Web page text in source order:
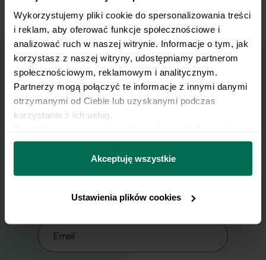
Wykorzystujemy pliki cookie do spersonalizowania treści
i reklam, aby oferować funkcje społecznościowe i
analizować ruch w naszej witrynie. Informacje o tym, jak
korzystasz z naszej witryny, udostępniamy partnerom
społecznościowym, reklamowym i analitycznym.
Partnerzy mogą połączyć te informacje z innymi danymi
otrzymanymi od Ciebie lub uzyskanymi podczas
korzystania z ich usług.
można się z nami skontaktować i w jaki sposób
przetwarzamy dane osobowe w ramach
prywatności.
Akceptuję wszystkie
Ustawienia plików cookies
Wyślij przepis na e-mail
Nasze najlepsze przepisy, prosto na Twoja
Email